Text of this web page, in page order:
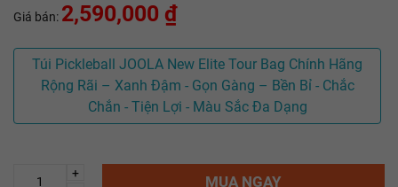
Giá bán: 2,590,000 ₫
Túi Pickleball JOOLA New Elite Tour Bag Chính Hãng
Rộng Rãi – Xanh Đậm - Gọn Gàng – Bền Bỉ - Chắc
Chắn - Tiện Lợi - Màu Sắc Đa Dạng
+
MUA NGAY